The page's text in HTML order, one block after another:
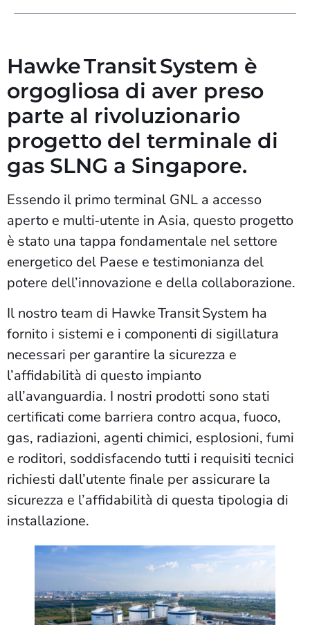
Hawke Transit System è
orgogliosa di aver preso
parte al rivoluzionario
progetto del terminale di
gas SLNG a Singapore.
Essendo il primo terminal GNL a accesso
aperto e multi‑utente in Asia, questo progetto
è stato una tappa fondamentale nel settore
energetico del Paese e testimonianza del
potere dell’innovazione e della collaborazione.
Il nostro team di Hawke Transit System ha
fornito i sistemi e i componenti di sigillatura
necessari per garantire la sicurezza e
l’affidabilità di questo impianto
all’avanguardia. I nostri prodotti sono stati
certificati come barriera contro acqua, fuoco,
gas, radiazioni, agenti chimici, esplosioni, fumi
e roditori, soddisfacendo tutti i requisiti tecnici
richiesti dall’utente finale per assicurare la
sicurezza e l’affidabilità di questa tipologia di
installazione.